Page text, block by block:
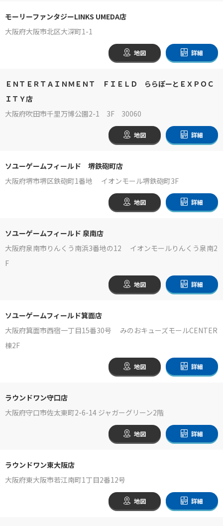
モーリーファンタジーLINKS UMEDA店
大阪府大阪市北区大深町1-1
地図 詳細
ＥＮＴＥＲＴＡＩＮＭＥＮＴ ＦＩＥＬＤ ららぽーとＥＸＰＯＣ
ＩＴＹ店
大阪府吹田市千里万博公園2-1 3F 30060
地図 詳細
ソユーゲームフィールド 堺鉄砲町店
大阪府堺市堺区鉄砲町1番地 イオンモール堺鉄砲町3F
地図 詳細
ソユーゲームフィールド 泉南店
大阪府泉南市りんくう南浜3番地の12 イオンモールりんくう泉南2
F
地図 詳細
ソユーゲームフィールド箕面店
大阪府箕面市西宿一丁目15番30号 みのおキューズモールCENTER
棟2F
地図 詳細
ラウンドワン守口店
大阪府守口市佐太東町2-6-14 ジャガーグリーン2階
地図 詳細
ラウンドワン東大阪店
大阪府東大阪市若江南町1丁目2番12号
地図 詳細